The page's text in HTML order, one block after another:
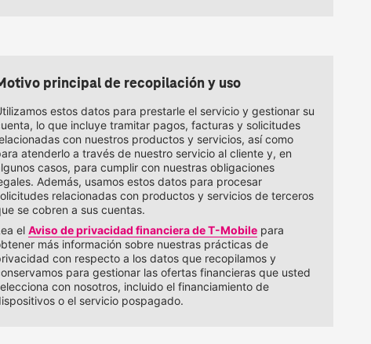
principal de recopilación y uso
estos datos para prestarle el servicio y gestionar su
lo que incluye tramitar pagos, facturas y solicitudes
con nuestros productos y servicios, así como
atenderlo a través de nuestro servicio al cliente y, en
casos, para cumplir con nuestras obligaciones
Además, usamos estos datos para procesar
relacionadas con productos y servicios de terceros
se cobren a sus cuentas.
el Aviso de privacidad financiera deT-Mobile ​​​​​​​ para
más información sobre nuestras prácticas de
con respecto a los datos que recopilamos y
para gestionar las ofertas financieras que usted
con nosotros, incluido el financiamiento de
o el servicio pospagado.